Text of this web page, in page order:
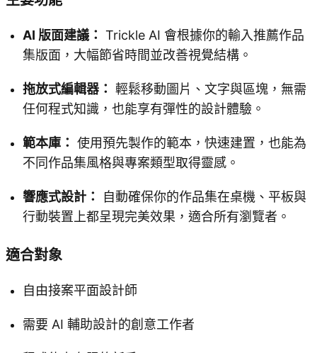
AI 版面建議： Trickle AI 會根據你的輸入推薦作品
集版面，大幅節省時間並改善視覺結構。
拖放式編輯器： 輕鬆移動圖片、文字與區塊，無需
任何程式知識，也能享有彈性的設計體驗。
範本庫： 使用預先製作的範本，快速建置，也能為
不同作品集風格與專案類型取得靈感。
響應式設計：
自動確保你的作品集在桌機、平板與
行動裝置上都呈現完美效果，適合所有瀏覽者。
適合對象
自由接案平面設計師
需要 AI 輔助設計的創意工作者